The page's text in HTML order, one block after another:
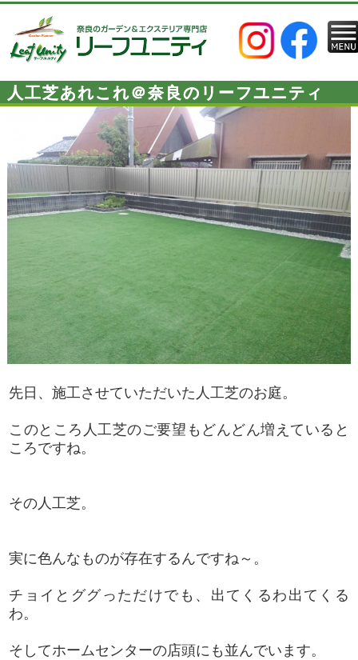
人工芝あれこれ＠奈良のリーフユニティ
先日、施工させていただいた人工芝のお庭。
このところ人工芝のご要望もどんどん増えていると
ころですね。
その人工芝。
実に色んなものが存在するんですね～。
チョイとググっただけでも、出てくるわ出てくる
わ。
そしてホームセンターの店頭にも並んでいます。